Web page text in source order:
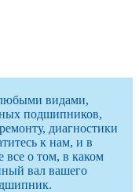
видами,
подшипников,
диагностики
к нам, и в
все о том, в каком
вал вашего